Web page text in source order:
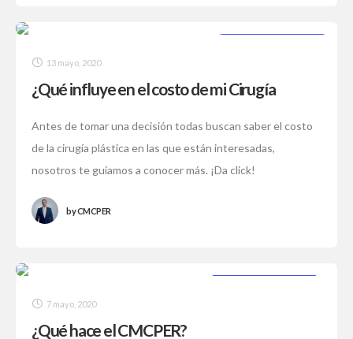
13 mayo, 2020
¿Qué influye en el costo de mi Cirugía
Antes de tomar una decisión todas buscan saber el costo
de la cirugía plástica en las que están interesadas,
nosotros te guiamos a conocer más. ¡Da click!
byCMCPER
7 mayo, 2020
¿Qué hace el CMCPER?